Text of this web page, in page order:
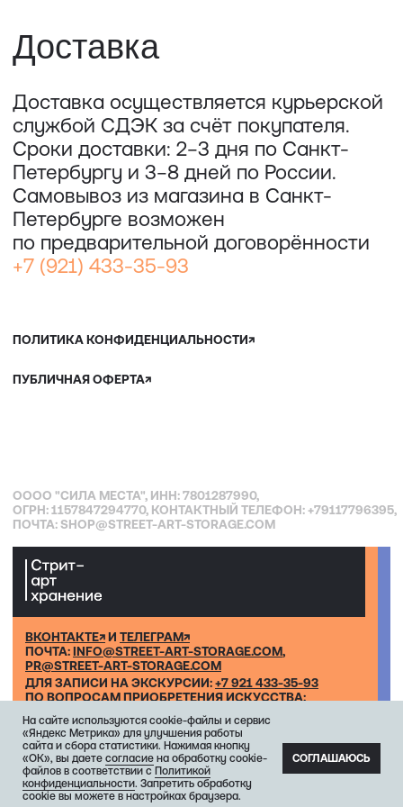
САНКТ-ПЕТЕРБУРГ, СЕВКАБЕЛЬ ПОРТ
КОЖЕВЕННАЯ УЛИЦА, 40Е
2-Й ЭТАЖ, ДОМОФОН 19#
ВКОНТАКТЕ↗И ТЕЛЕГРАМ↗
ПОЧТА:INFO@STREET-ART-STORAGE.COM,
PR@STREET-ART-STORAGE.COM
ДЛЯ ЗАПИСИ НА ЭКСКУРСИИ:
+7 921 433-35-93
ПО ВОПРОСАМ ПРИОБРЕТЕНИЯ ИСКУССТВА:
+7 911 779-63-95
На сайте используются cookie-файлы и сервис
«Яндекс Метрика» для улучшения работы
сайта и сбора статистики. Нажимая кнопку
«ОК», вы даете согласие на обработку cookie-
файлов в соответствии с Политикой
конфиденциальности. Запретить обработку
cookie вы можете в настройках браузера.
СОГЛАШАЮСЬ